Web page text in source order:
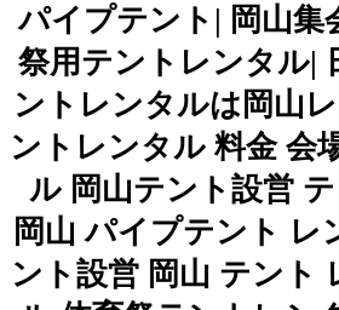
パイプテント| 岡山集
祭用テントレンタル|
ントレンタルは岡山
ントレンタル 料金 会
ル 岡山テント設営
岡山 パイプテント
ント設営 岡山 テン